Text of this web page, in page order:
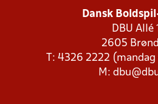
Dansk
DBU Allé 1
2605
T: 4326 2222
M: